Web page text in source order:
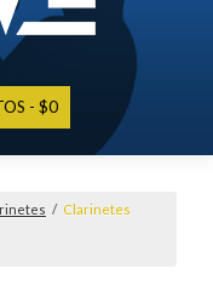
$0
/ Clarinetes